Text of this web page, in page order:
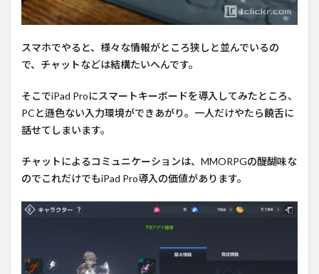
スマホでやると、様々な情報がところ狭しと並んでいるの
で、チャットなどは結構たいへんです。
そこでiPad Proにスマートキーボードを導入してみたところ、
PCと遜色ない入力環境ができあがり。一人だけやたら饒舌に
話せてしまいます。
チャットによるコミュニケーションは、MMORPGの醍醐味な
のでこれだけでもiPad Pro導入の価値があります。